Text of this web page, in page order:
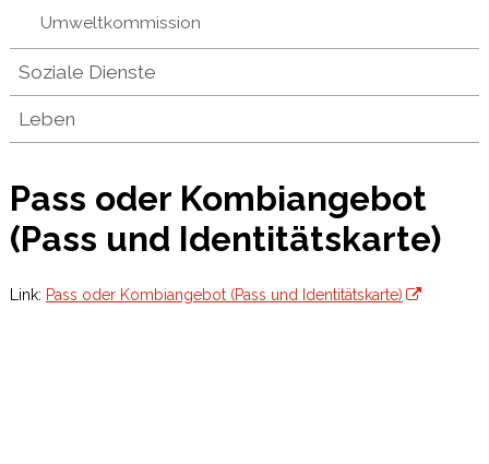
Umweltkommission
Soziale Dienste
Leben
Pass oder Kombiangebot
(Pass und Identitätskarte)
Link: Pass oder Kombiangebot (Pass und Identitätskarte)